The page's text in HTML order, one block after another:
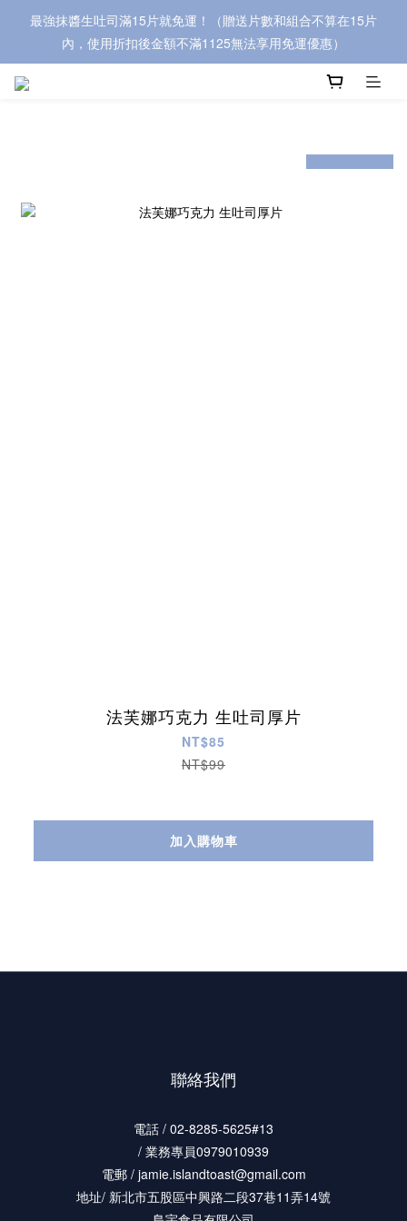
最強抹醬生吐司滿15片就免運！（贈送片數和組合不算在15片
內，使用折扣後金額不滿1125無法享用免運優惠）
法芙娜巧克力 生吐司厚片
NT$85
NT$99
加入購物車
聯絡我們
電話 / 02-8285-5625#13
/ 業務專員0979010939
電郵 / jamie.islandtoast@gmail.com
地址/ 新北市五股區中興路二段37巷11弄14號